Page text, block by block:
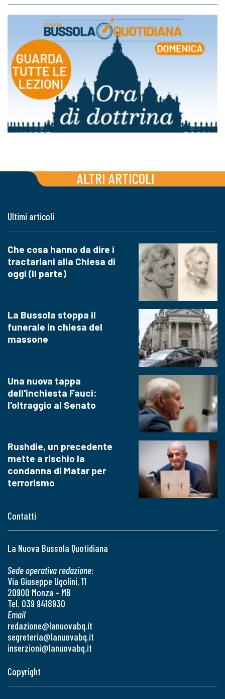
ALTRI ARTICOLI
Contatti
La Nuova Bussola Quotidiana
Sede operativa redazione:
Via Giuseppe Ugolini, 11
20900 Monza - MB
Tel. 039 9418930
Email
redazione@lanuovabq.it
segreteria@lanuovabq.it
inserzioni@lanuovabq.it
Ultimi articoli
Che cosa hanno da dire i
tractariani alla Chiesa di
oggi (II parte)
La Bussola stoppa il
funerale in chiesa del
massone
Una nuova tappa
dell'inchiesta Fauci:
l'oltraggio al Senato
Rushdie, un precedente
mette a rischio la
condanna di Matar per
terrorismo
Copyright